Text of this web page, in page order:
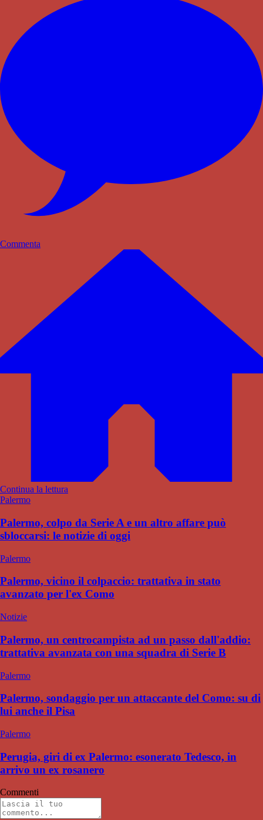
Commenta
Continua la lettura
Palermo
Palermo, colpo da Serie A e un altro affare può
sbloccarsi: le notizie di oggi
Palermo
Palermo, vicino il colpaccio: trattativa in stato
avanzato per l'ex Como
Notizie
Palermo, un centrocampista ad un passo dall'addio:
trattativa avanzata con una squadra di Serie B
Palermo
Palermo, sondaggio per un attaccante del Como: su di
lui anche il Pisa
Palermo
Perugia, giri di ex Palermo: esonerato Tedesco, in
arrivo un ex rosanero
Commenti